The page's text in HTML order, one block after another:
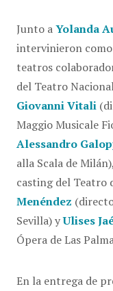
Junto aYolanda
intervinieron
teatros
del Teatro
Giovanni Vitali
Maggio Musicale
Alessandro
alla Scala de Milán),
casting del Teatro
Menéndez
Sevilla) yUlises
Ópera de Las
En la entrega de